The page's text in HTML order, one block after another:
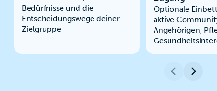
Bedürfnisse und die
Entscheidungswege deiner
Zielgruppe
Optionale
aktive
Angehörigen,